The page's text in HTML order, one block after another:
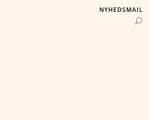
NYHEDSMAIL